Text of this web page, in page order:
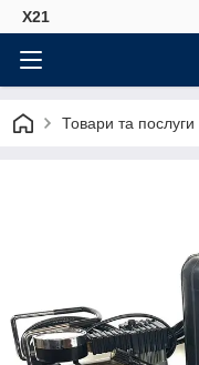
Х21
Товари та послуги